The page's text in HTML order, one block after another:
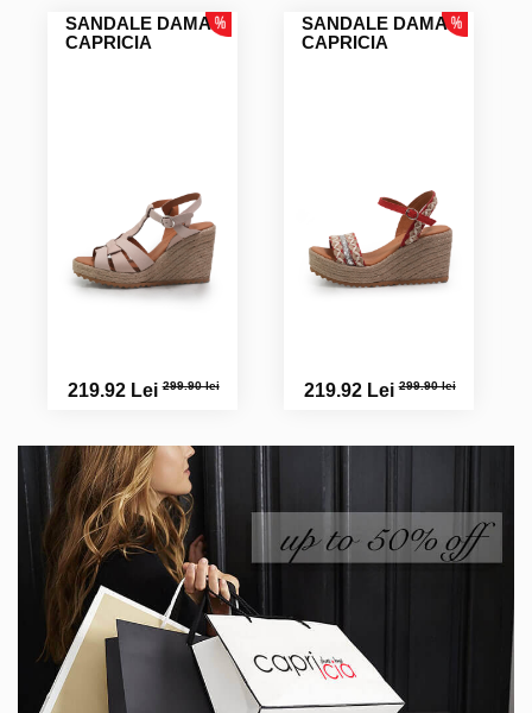
SANDALE DAMA
CAPRICIA
219.92 Lei299.90 lei
SANDALE DAMA
CAPRICIA
219.92 Lei299.90 lei